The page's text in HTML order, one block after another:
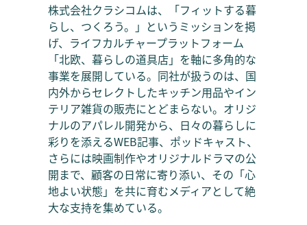
株式会社クラシコムは、「フィットする暮
らし、つくろう。」というミッションを掲
げ、ライフカルチャープラットフォーム
「北欧、暮らしの道具店」を軸に多角的な
事業を展開している。同社が扱うのは、国
内外からセレクトしたキッチン用品やイン
テリア雑貨の販売にとどまらない。オリジ
ナルのアパレル開発から、日々の暮らしに
彩りを添えるWEB記事、ポッドキャスト、
さらには映画制作やオリジナルドラマの公
開まで、顧客の日常に寄り添い、その「心
地よい状態」を共に育むメディアとして絶
大な支持を集めている。